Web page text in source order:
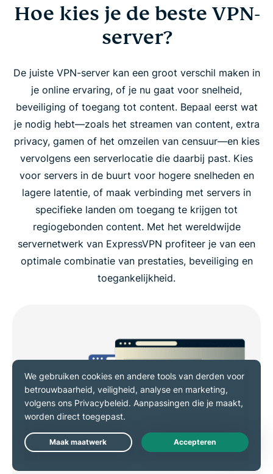
Hoe kies je de beste VPN-
server?
De juiste VPN-server kan een groot verschil maken in
je online ervaring, of je nu gaat voor snelheid,
beveiliging of toegang tot content. Bepaal eerst wat
je nodig hebt—zoals het streamen van content, extra
privacy, gamen of het omzeilen van censuur—en kies
vervolgens een serverlocatie die daarbij past. Kies
voor servers in de buurt voor hogere snelheden en
lagere latentie, of maak verbinding met servers in
specifieke landen om toegang te krijgen tot
regiogebonden content. Met het wereldwijde
servernetwerk van ExpressVPN profiteer je van een
optimale combinatie van prestaties, beveiliging en
toegankelijkheid.
Live Chat